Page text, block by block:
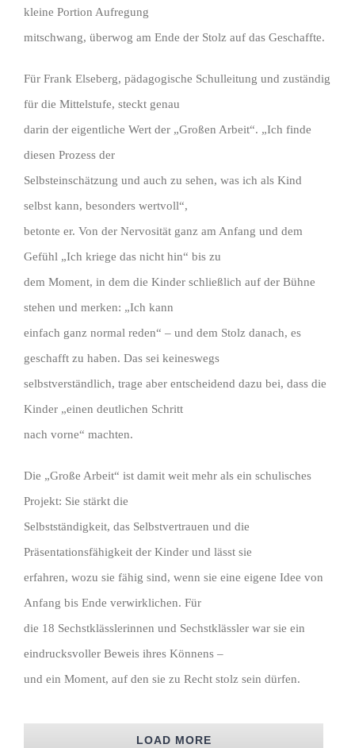
kleine Portion Aufregung
mitschwang, überwog am Ende der Stolz auf das Geschaffte.
Für Frank Elseberg, pädagogische Schulleitung und zuständig
für die Mittelstufe, steckt genau
darin der eigentliche Wert der „Großen Arbeit“. „Ich finde
diesen Prozess der
Selbsteinschätzung und auch zu sehen, was ich als Kind
selbst kann, besonders wertvoll“,
betonte er. Von der Nervosität ganz am Anfang und dem
Gefühl „Ich kriege das nicht hin“ bis zu
dem Moment, in dem die Kinder schließlich auf der Bühne
stehen und merken: „Ich kann
einfach ganz normal reden“ – und dem Stolz danach, es
geschafft zu haben. Das sei keineswegs
selbstverständlich, trage aber entscheidend dazu bei, dass die
Kinder „einen deutlichen Schritt
nach vorne“ machten.
Die „Große Arbeit“ ist damit weit mehr als ein schulisches
Projekt: Sie stärkt die
Selbstständigkeit, das Selbstvertrauen und die
Präsentationsfähigkeit der Kinder und lässt sie
erfahren, wozu sie fähig sind, wenn sie eine eigene Idee von
Anfang bis Ende verwirklichen. Für
die 18 Sechstklässlerinnen und Sechstklässler war sie ein
eindrucksvoller Beweis ihres Könnens –
und ein Moment, auf den sie zu Recht stolz sein dürfen.
LOAD MORE